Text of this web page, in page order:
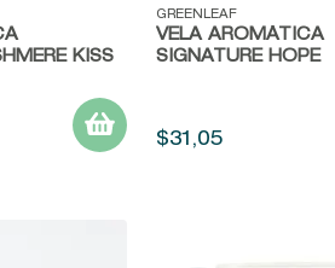
KISS
Vista rápida
GREENLEAF
VELA AROMÁTICA
SIGNATURE HOPE
$31 ,05